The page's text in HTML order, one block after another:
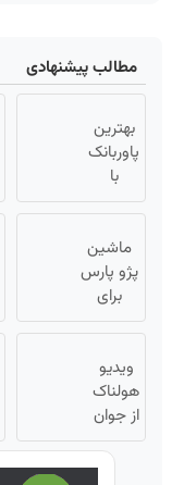
مطالب پیشنهادی
بهترین
پاوربانک
با
کمترین
ماشین
پژو پارس
برای
فروش
اینجا
سریع
بفروشش
ویدیو
هولناک
از جوان
کارتن
خوابی